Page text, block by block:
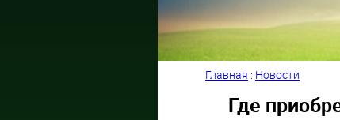
Главная : Новости
Где